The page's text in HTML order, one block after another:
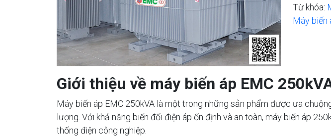
Từ khóa:
Máy biến
Giới thiệu về máy biến áp EMC
Máy biến áp EMC 250kVA là một trong những sản phẩm được ưa
lượng. Với khả năng biến đổi điện áp ổn định và an toàn, máy biến áp
thống điện công nghiệp.